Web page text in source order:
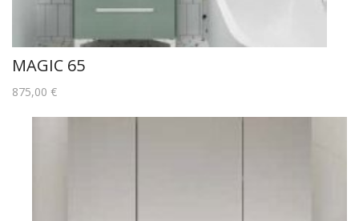
MAGIC 65
875,00 €